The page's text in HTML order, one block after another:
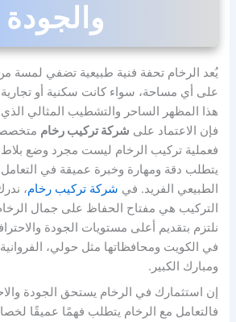
والجودة
يُعد الرخام تحفة فنية طبيعية تضفي لمسة
على أي مساحة، سواء كانت سكنية أو
هذا المظهر الساحر والتشطيب المثالي
فإن الاعتماد على شركة تركيب رخام
فعملية تركيب الرخام ليست مجرد وضع
يتطلب دقة ومهارة وخبرة عميقة في التعامل
الطبيعي الفريد. في شركة تركيب رخام،
التركيب هي مفتاح الحفاظ على جمال
نلتزم بتقديم أعلى مستويات الجودة
في الكويت ومحافظاتها مثل حولي،
ومبارك الكبير.
إن استثمارك في الرخام يستحق الجودة
فالتعامل مع الرخام يتطلب فهمًا عميقًا